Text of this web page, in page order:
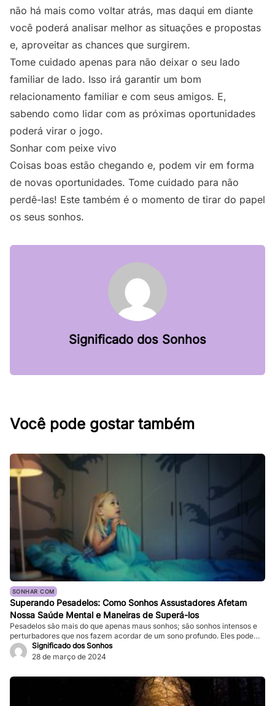
não há mais como voltar atrás, mas daqui em diante
você poderá analisar melhor as situações e propostas
e, aproveitar as chances que surgirem.
Tome cuidado apenas para não deixar o seu lado
familiar de lado. Isso irá garantir um bom
relacionamento familiar e com seus amigos. E,
sabendo como lidar com as próximas oportunidades
poderá virar o jogo.
Sonhar com peixe vivo
Coisas boas estão chegando e, podem vir em forma
de novas oportunidades. Tome cuidado para não
perdê-las! Este também é o momento de tirar do papel
os seus sonhos.
Significado dos Sonhos
Você pode gostar também
SONHAR COM
Superando Pesadelos: Como Sonhos Assustadores Afetam
Nossa Saúde Mental e Maneiras de Superá-los
Pesadelos são mais do que apenas maus sonhos; são sonhos intensos e
perturbadores que nos fazem acordar de um sono profundo. Eles podem
ser tão vívidos e assustadores que fazem nosso coração bater forte, e a
sensação de medo persiste mesmo depois de acordarmos. Enquanto
impactar significativamente nossa […]
Significado dos Sonhos
28 de março de 2024